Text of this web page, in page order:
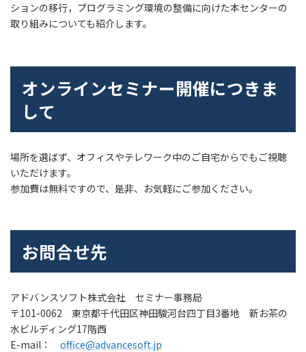
ションの移行，プログラミング環境の整備に向けた本センターの
取り組みについても紹介します。
オンラインセミナー開催につきま
して
場所を選ばず、オフィスやテレワーク中のご自宅からでもご視聴
いただけます。
参加費は無料ですので、是非、お気軽にご参加ください。
お問合せ先
アドバンスソフト株式会社 セミナー事務局
〒101-0062 東京都千代田区神田駿河台四丁目3番地 新お茶の
水ビルディング17階西
E-mail： office@advancesoft.jp